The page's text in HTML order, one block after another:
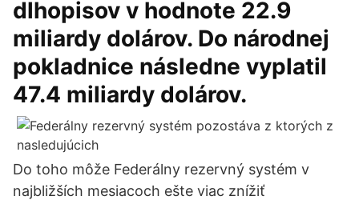
dlhopisov v hodnote 22.9
miliardy dolárov. Do národnej
pokladnice následne vyplatil
47.4 miliardy dolárov.
Do toho môže Federálny rezervný systém v
najbližších mesiacoch ešte viac znížiť